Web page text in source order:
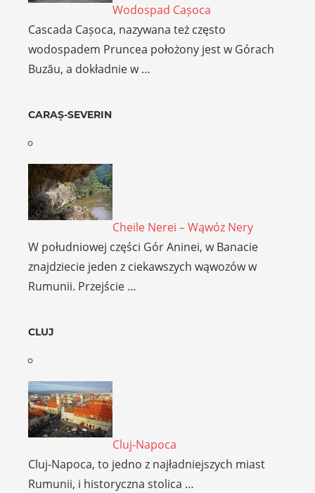
Wodospad Cașoca
Cascada Cașoca, nazywana też często
wodospadem Pruncea położony jest w Górach
Buzău, a dokładnie w …
CARAȘ-SEVERIN
Cheile Nerei – Wąwóz Nery
W południowej części Gór Aninei, w Banacie
znajdziecie jeden z ciekawszych wąwozów w
Rumunii. Przejście …
CLUJ
Cluj-Napoca
Cluj-Napoca, to jedno z najładniejszych miast
Rumunii, i historyczna stolica …